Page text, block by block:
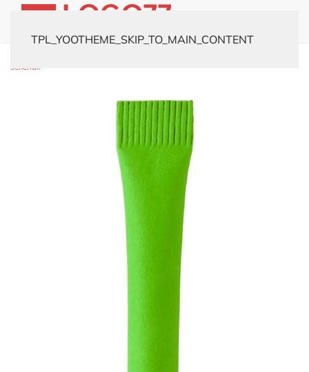
TPL_YOOTHEME_SKIP_TO_MAIN_CONTENT
зеленая